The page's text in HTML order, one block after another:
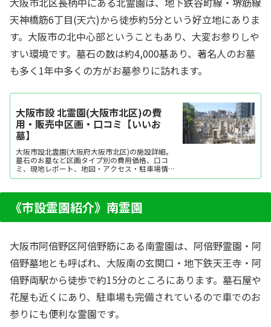
天神橋筋6丁目(天六)から徒歩約5分という好立地にありま
す。大阪市の北中心部ということもあり、大変お参りしや
すい環境です。墓石の数は約4,000基あり、著名人のお墓
も多く1年中多くの方がお墓参りに訪れます。
大阪市設 北霊園(大阪市北区)の費
用・販売中区画・口コミ【いいお
墓】
大阪市設北霊園(大阪府大阪市北区)の施設詳細。
墓石のお墓など区画タイプ別の費用価格、口コ
ミ、現地レポート、地図・アクセス・駐車場情報
などを掲載。霊園・墓地をお探しなら日本最大級
さい。資料請求・見学予約・お墓の相談はすべて
無料！建墓のポイント、石材店の選び方など、お
墓探しに役立...
《市設霊園紹介》南霊園
大阪市阿倍野区阿倍野筋にある南霊園は、阿倍野霊園・阿
倍野墓地とも呼ばれ、大阪南の玄関口・地下鉄天王寺・阿
倍野両駅から徒歩で約15分のところにあります。墓石屋や
花屋も近くにあり、駐車場も完備されているので車でのお
参りにも便利な霊園です。